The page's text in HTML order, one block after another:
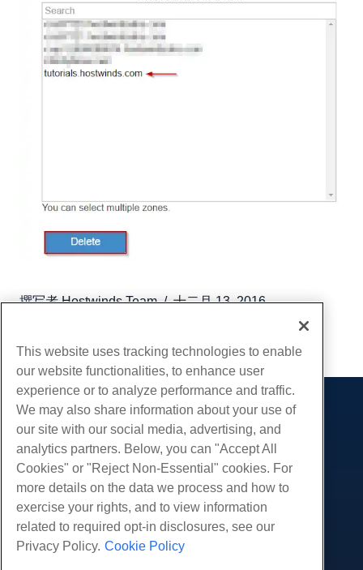
撰写者 Hostwinds Team/十二月 13, 2016
产品展示
虚拟主机
企业主机
转销商托管
白标经销商
管理Linux VPS
非托管Linux VPS
服务
社区
产品资料
公司
关于我们
This website uses tracking technologies to enable
our website functionalities, to enhance user
experience or to analyze performance and traffic.
We may also share information about your use of
our site with our social media, advertising, and
analytics partners. Below, you can "Accept All
Cookies" or "Reject Non-Essential" cookies. For
more details on the data we process and how to
exercise your rights, and to view information
related to required opt-in disclosures, see our
Privacy Policy. Cookie Policy